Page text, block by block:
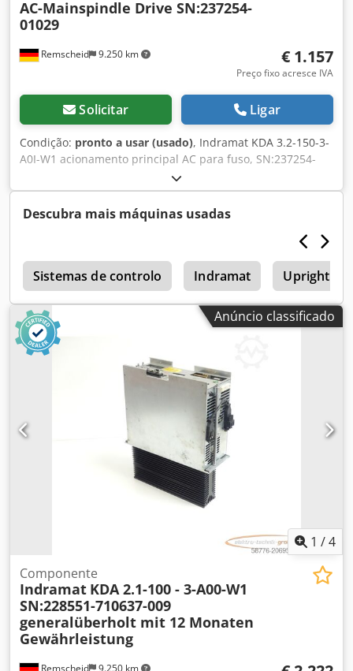
Remscheid 9.250 km
AC-Mainspindle Drive SN:237254-
01029
€ 1.157
Preço fixo acresce IVA
Solicitar Ligar
Condição: pronto a usar (usado), Indramat KDA 3.2-150-3-
A0I-W1 acionamento principal AC para fuso, SN:237254-
01029, usado, com sinais normais de uso, 100% funcional,
escopo de fornecimento conforme fotos. Dkodpfxox Etxqe
Amgor
Descubra mais máquinas usadas
Sistemas de controlo Indramat Upright
Anúncio classificado
1 /4
Remscheid 9.250 km
Componente
Indramat KDA 2.1-100 - 3-A00-W1
SN:228551-710637-009
generalüberholt mit 12 Monaten
Gewährleistung